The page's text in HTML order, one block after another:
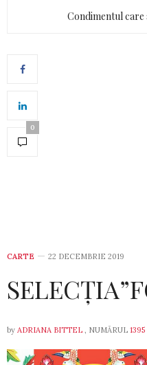
Condimentul
0
CARTE 22 DECEMBRIE 2019
by ADRIANA BITTEL , NUMĂRUL 1395